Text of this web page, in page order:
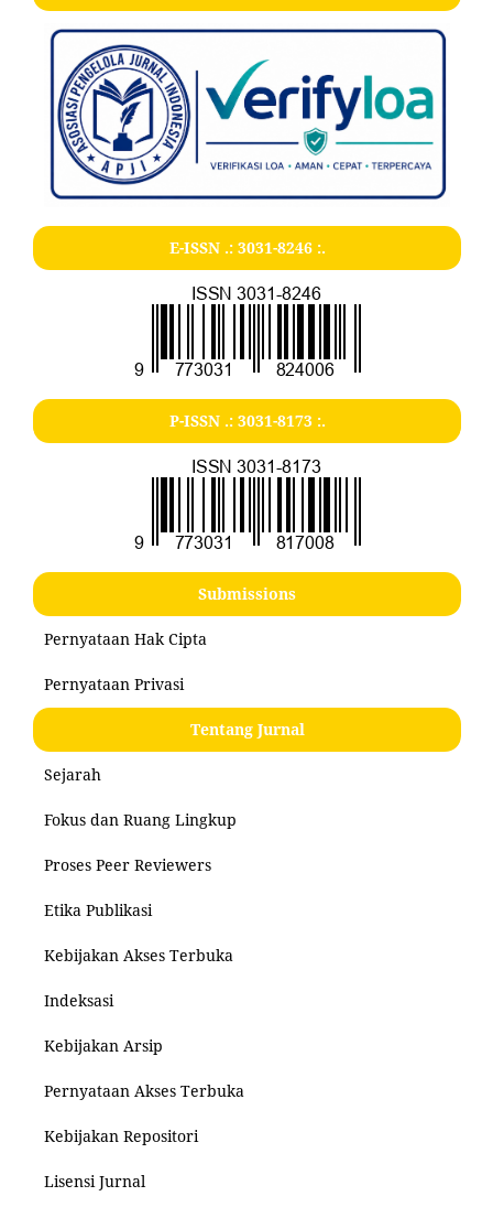
E-ISSN .: 3031-8246:.
P-ISSN .: 3031-8173:.
Submissions
Pernyataan Hak Cipta
Pernyataan Privasi
Tentang Jurnal
Sejarah
Fokus dan Ruang Lingkup
Proses Peer Reviewers
Etika Publikasi
Kebijakan Akses Terbuka
Indeksasi
Kebijakan Arsip
Pernyataan Akses Terbuka
Kebijakan Repositori
Lisensi Jurnal